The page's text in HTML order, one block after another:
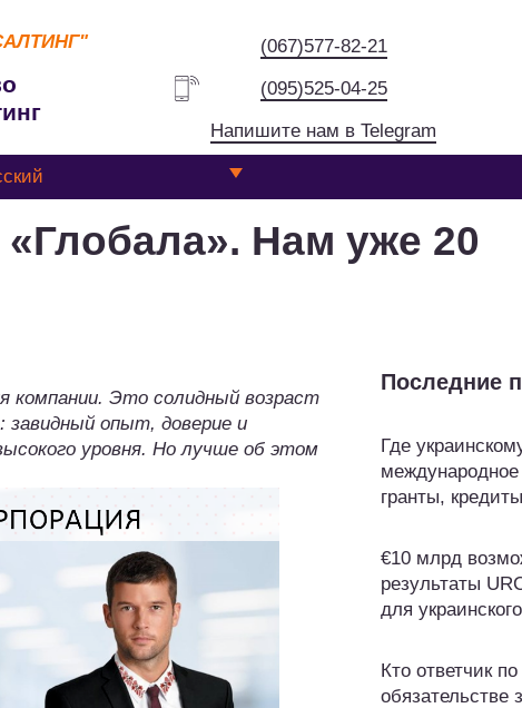
(067)577-82-21
(095)525-04-25
Напишите нам в Telegram
Нам уже 20
компании. Это солидный возраст
завидный опыт, доверие и
уровня. Но лучше об этом
Последние
Где
гранты,
€10 млрд
результаты
для
Кто ответчик
обязательстве